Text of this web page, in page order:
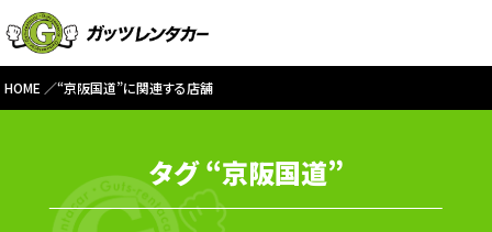
HOME “京阪国道”に関連する店舗
タグ “京阪国道”